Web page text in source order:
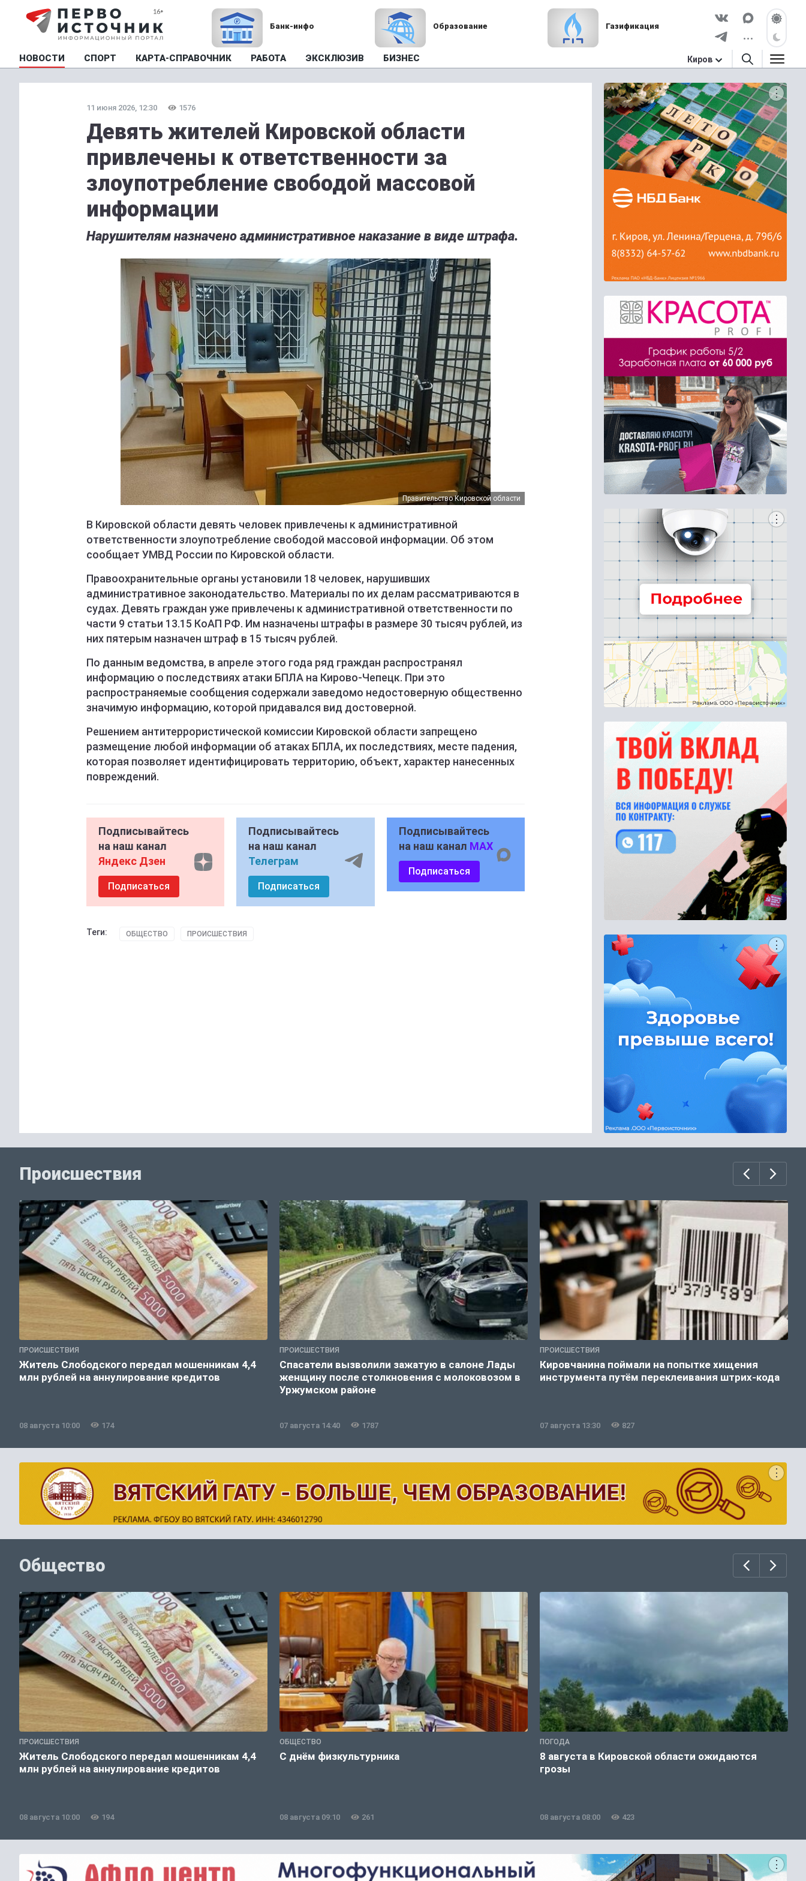
Банк-инфо Образование Газификация
НОВОСТИ СПОРТ КАРТА-СПРАВОЧНИК РАБОТА ЭКСКЛЮЗИВ БИЗНЕС Киров
11 июня 2026, 12:30 1576
Девять жителей Кировской области
привлечены к ответственности за
злоупотребление свободой массовой
информации
Нарушителям назначено административное наказание в виде штрафа.
Правительство Кировской области
В Кировской области девять человек привлечены к административной
ответственности злоупотребление свободой массовой информации. Об этом
сообщает УМВД России по Кировской области.
Правоохранительные органы установили 18 человек, нарушивших
административное законодательство. Материалы по их делам рассматриваются в
судах. Девять граждан уже привлечены к административной ответственности по
части 9 статьи 13.15 КоАП РФ. Им назначены штрафы в размере 30 тысяч рублей, из
них пятерым назначен штраф в 15 тысяч рублей.
По данным ведомства, в апреле этого года ряд граждан распространял
информацию о последствиях атаки БПЛА на Кирово-Чепецк. При это
распространяемые сообщения содержали заведомо недостоверную общественно
значимую информацию, которой придавался вид достоверной.
Решением антитеррористической комиссии Кировской области запрещено
размещение любой информации об атаках БПЛА, их последствиях, месте падения,
которая позволяет идентифицировать территорию, объект, характер нанесенных
повреждений.
Подписывайтесь
на наш канал
Яндекс Дзен
Подписаться
Подписывайтесь
на наш канал
Телеграм
Подписаться
Подписывайтесь
на наш канал MAX
Подписаться
Теги: ОБЩЕСТВО ПРОИСШЕСТВИЯ
Происшествия
ПРОИСШЕСТВИЯ
Житель Слободского передал мошенникам 4,4
млн рублей на аннулирование кредитов
08 августа 10:00 174
ПРОИСШЕСТВИЯ
Спасатели вызволили зажатую в салоне Лады
женщину после столкновения с молоковозом в
Уржумском районе
07 августа 14:40 1787
ПРОИСШЕСТВИЯ
Кировчанина поймали на попытке хищения
инструмента путём переклеивания штрих-кода
07 августа 13:30 827
Общество
ПРОИСШЕСТВИЯ
Житель Слободского передал мошенникам 4,4
млн рублей на аннулирование кредитов
08 августа 10:00 194
ОБЩЕСТВО
С днём физкультурника
08 августа 09:10 261
ПОГОДА
8 августа в Кировской области ожидаются
грозы
08 августа 08:00 423